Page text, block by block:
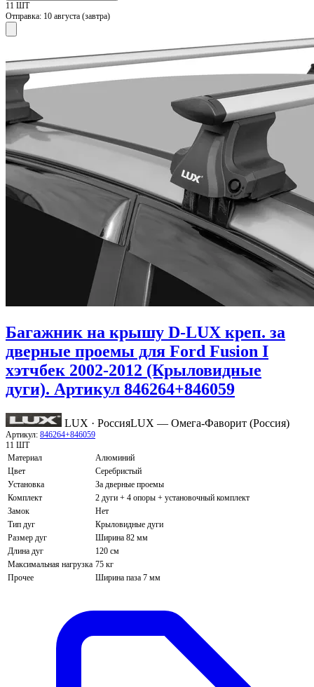
11 ШТ
Отправка: 10 августа (завтра)
Багажник на крышу D-LUX креп. за
дверные проемы для Ford Fusion I
хэтчбек 2002-2012 (Крыловидные
дуги). Артикул 846264+846059
LUX · РоссияLUX — Омега-Фаворит (Россия)
Артикул: 846264+846059
11 ШТ
Материал
Алюминий
Цвет
Серебристый
Установка
За дверные проемы
Комплект
2 дуги + 4 опоры + установочный комплект
Замок
Нет
Тип дуг
Крыловидные дуги
Размер дуг
Ширина 82 мм
Длина дуг
120 см
Максимальная нагрузка 75 кг
Прочее
Ширина паза 7 мм